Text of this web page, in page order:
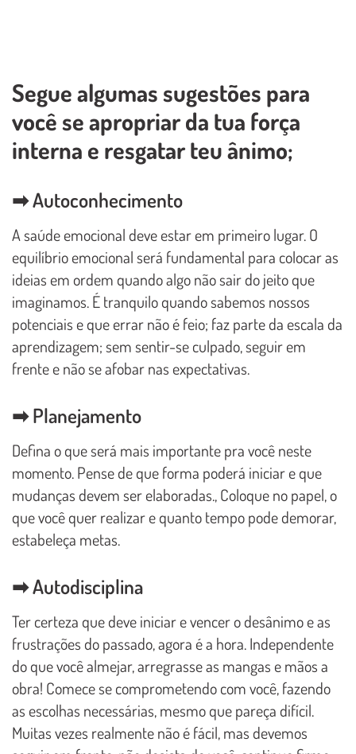
Segue algumas sugestões para
você se apropriar da tua força
interna e resgatar teu ânimo;
➡ Autoconhecimento
A saúde emocional deve estar em primeiro lugar. O
equilíbrio emocional será fundamental para colocar as
ideias em ordem quando algo não sair do jeito que
imaginamos. É tranquilo quando sabemos nossos
potenciais e que errar não é feio; faz parte da escala da
aprendizagem; sem sentir-se culpado, seguir em
frente e não se afobar nas expectativas.
➡ Planejamento
Defina o que será mais importante pra você neste
momento. Pense de que forma poderá iniciar e que
mudanças devem ser elaboradas., Coloque no papel, o
que você quer realizar e quanto tempo pode demorar,
estabeleça metas.
➡ Autodisciplina
Ter certeza que deve iniciar e vencer o desânimo e as
frustrações do passado, agora é a hora. Independente
do que você almejar, arregrasse as mangas e mãos a
obra! Comece se comprometendo com você, fazendo
as escolhas necessárias, mesmo que pareça difícil.
Muitas vezes realmente não é fácil, mas devemos